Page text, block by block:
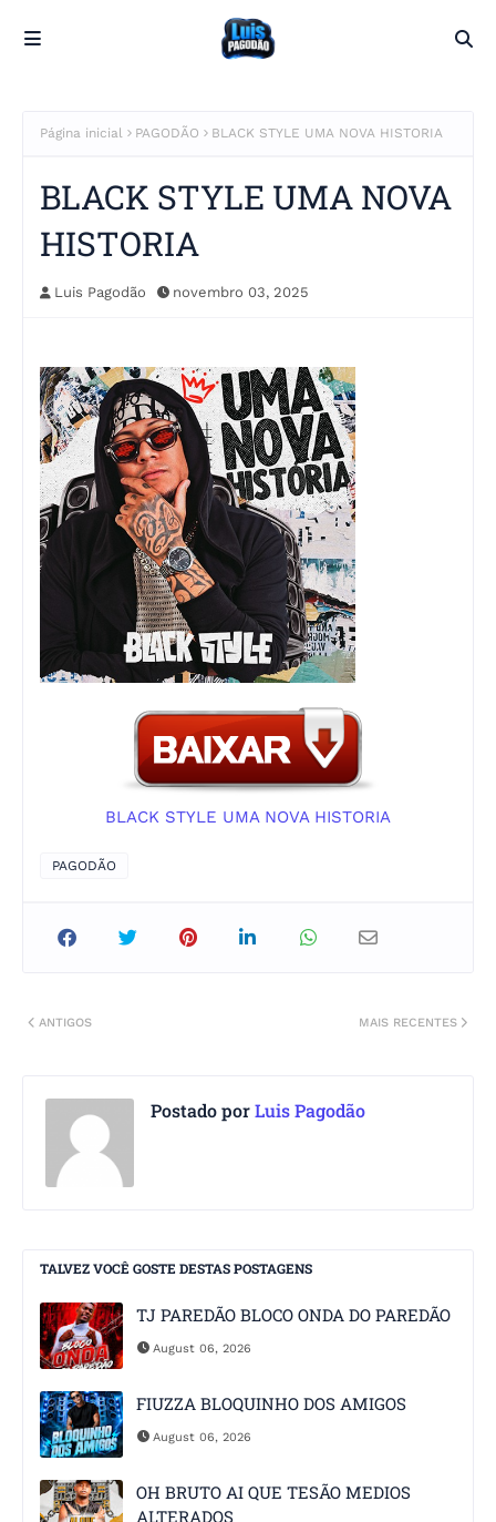
Página inicial PAGODÃO BLACK STYLE UMA NOVA HISTORIA
BLACK STYLE UMA NOVA
HISTORIA
Luis Pagodão novembro 03, 2025
BLACK STYLE UMA NOVA HISTORIA
PAGODÃO
MAIS RECENTES
ANTIGOS
Postado porLuis Pagodão
TALVEZ VOCÊ GOSTE DESTAS POSTAGENS
TJ PAREDÃO BLOCO ONDA DO PAREDÃO
August 06, 2026
FIUZZA BLOQUINHO DOS AMIGOS
August 06, 2026
OH BRUTO AI QUE TESÃO MEDIOS
ALTERADOS